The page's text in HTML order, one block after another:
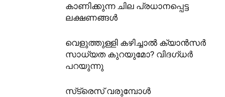
കാണിക്കുന്ന ചില പ്രധാനപ്പെട്ട
ലക്ഷണങ്ങൾ
വെളുത്തുള്ളി കഴിച്ചാൽ ക്യാൻസർ
സാധ്യത കുറയുമോ? വിദഗ്ധർ
പറയുന്നു
സ്‌ട്രെസ് വരുമ്പോൾ